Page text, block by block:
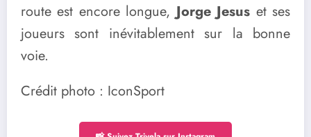
route est encore longue,Jorge Jesus et ses
joueurs sont inévitablement sur la bonne
voie.
Crédit photo : IconSport